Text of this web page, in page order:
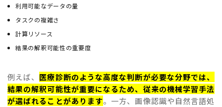
利用可能なデータの量
タスクの複雑さ
計算リソース
結果の解釈可能性の重要度
例えば、 医療診断のような高度な判断が必要な分野では、
結果の解釈可能性が重要になるため、従来の機械学習手法
が選ばれることがあります。一方、画像認識や自然言語処